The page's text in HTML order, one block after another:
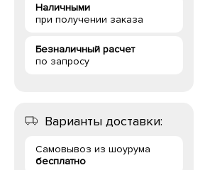
Наличными
при получении заказа
Безналичный расчет
по запросу
Варианты доставки:
Самовывоз из шоурума
бесплатно